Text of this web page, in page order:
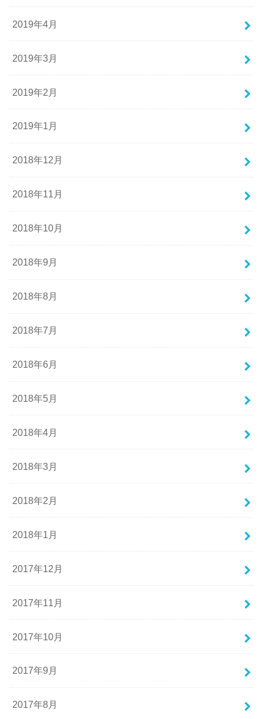
2019年4月
2019年3月
2019年2月
2019年1月
2018年12月
2018年11月
2018年10月
2018年9月
2018年8月
2018年7月
2018年6月
2018年5月
2018年4月
2018年3月
2018年2月
2018年1月
2017年12月
2017年11月
2017年10月
2017年9月
2017年8月